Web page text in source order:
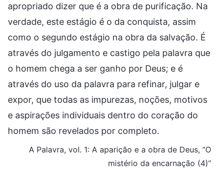
apropriado dizer que é a obra de purificação. Na
verdade, este estágio é o da conquista, assim
como o segundo estágio na obra da salvação. É
através do julgamento e castigo pela palavra que
o homem chega a ser ganho por Deus; e é
através do uso da palavra para refinar, julgar e
expor, que todas as impurezas, noções, motivos
e aspirações individuais dentro do coração do
homem são revelados por completo.
A Palavra, vol. 1: A aparição e a obra de Deus, “O
mistério da encarnação (4)”